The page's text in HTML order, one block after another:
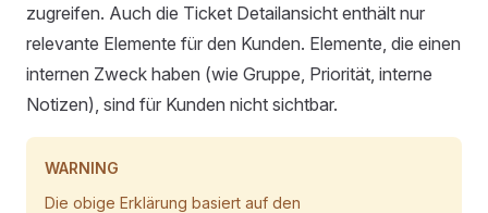
zugreifen. Auch die Ticket Detailansicht enthält nur
relevante Elemente für den Kunden. Elemente, die einen
internen Zweck haben (wie Gruppe, Priorität, interne
Notizen), sind für Kunden nicht sichtbar.
WARNING
Die obige Erklärung basiert auf den